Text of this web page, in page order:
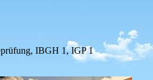
IBGH 1, IGP 1